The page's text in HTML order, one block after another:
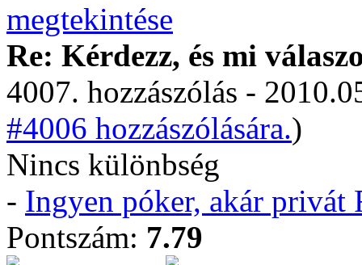
Re: Kérdezz, és mi
4007. hozzászólás -
#4006 hozzászólására.)
Nincs különbség
- Ingyen póker, akár privát
Pontszám: 7.79